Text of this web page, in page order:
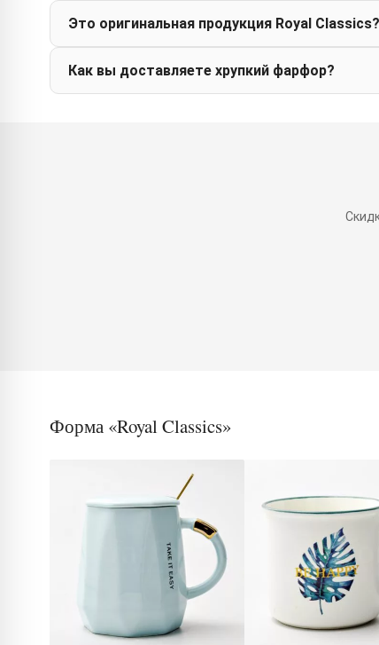
Это оригинальная продукция Royal Classics?
Как вы доставляете хрупкий фарфор?
Форма «Royal Classics»